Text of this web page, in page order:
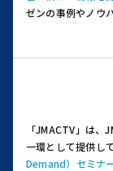
ゼンの事例やノウ
「JMACTV」は、
一環として提供し
Demand）セミナ